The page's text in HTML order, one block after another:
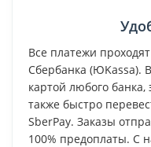
Все платежи
Сбербанка (ЮKassa).
картой любого
также быстро
SberPay. Заказы
100% предоплаты. С